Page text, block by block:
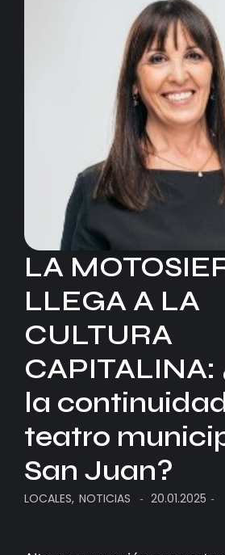
LA
LLEGA A LA
CULTURA
CAPITALINA:
la
teatro
San Juan?
LOCALES, NOTICIAS - 20.01.2025 -